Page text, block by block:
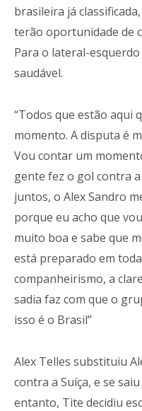
brasileira já
terão oportunidade de
Para o lateral-
saudável.
“Todos que estão aqui
momento. A disputa é
Vou contar um
gente fez o gol contra
juntos, o Alex Sandro
porque eu acho que
muito boa e sabe que
está preparado em
companheirismo, a
sadia faz com que o
isso é o Brasil”
Alex Telles substituiu
contra a Suíça, e se
entanto, Tite decidiu